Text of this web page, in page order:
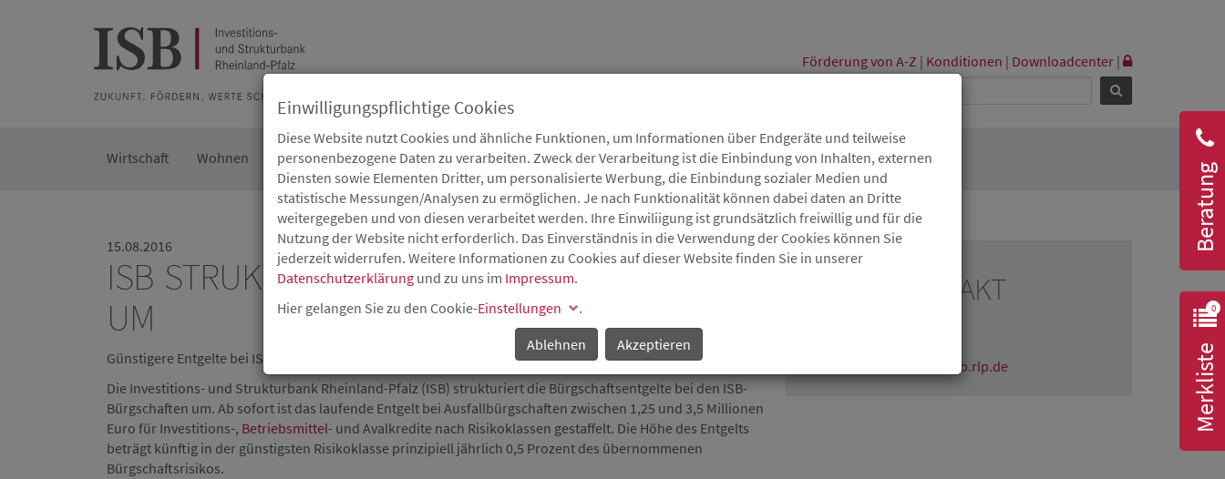
Förderung von A-Z | Konditionen | Downloadcenter |
Wirtschaft Wohnen Kommunal Die ISB Karriere Service Aktuelles
Beratung
0
Merkliste
15.08.2016
ISB STRUKTURIERT BÜRGSCHAFTSENTGELTE
UM
Günstigere Entgelte bei ISB-Bürgschaften
Die Investitions- und Strukturbank Rheinland-Pfalz (ISB) strukturiert die Bürgschaftsentgelte bei den ISB-
Bürgschaften um. Ab sofort ist das laufende Entgelt bei Ausfallbürgschaften zwischen 1,25 und 3,5 Millionen
Euro für Investitions-, Betriebsmittel- und Avalkredite nach Risikoklassen gestaffelt. Die Höhe des Entgelts
beträgt künftig in der günstigsten Risikoklasse prinzipiell jährlich 0,5 Prozent des übernommenen
Bürgschaftsrisikos.
PRESSEKONTAKT
claudia.wichmann@isb.rlp.de
Einwilligungspflichtige Cookies
Diese Website nutzt Cookies und ähnliche Funktionen, um Informationen über Endgeräte und teilweise
personenbezogene Daten zu verarbeiten. Zweck der Verarbeitung ist die Einbindung von Inhalten, externen
Diensten sowie Elementen Dritter, um personalisierte Werbung, die Einbindung sozialer Medien und
statistische Messungen/Analysen zu ermöglichen. Je nach Funktionalität können dabei daten an Dritte
weitergegeben und von diesen verarbeitet werden. Ihre Einwiliigung ist grundsätzlich freiwillig und für die
Nutzung der Website nicht erforderlich. Das Einverständnis in die Verwendung der Cookies können Sie
jederzeit widerrufen. Weitere Informationen zu Cookies auf dieser Website finden Sie in unserer
Datenschutzerklärung und zu uns im Impressum.
Hier gelangen Sie zu den Cookie-Einstellungen
.
Ablehnen
Akzeptieren